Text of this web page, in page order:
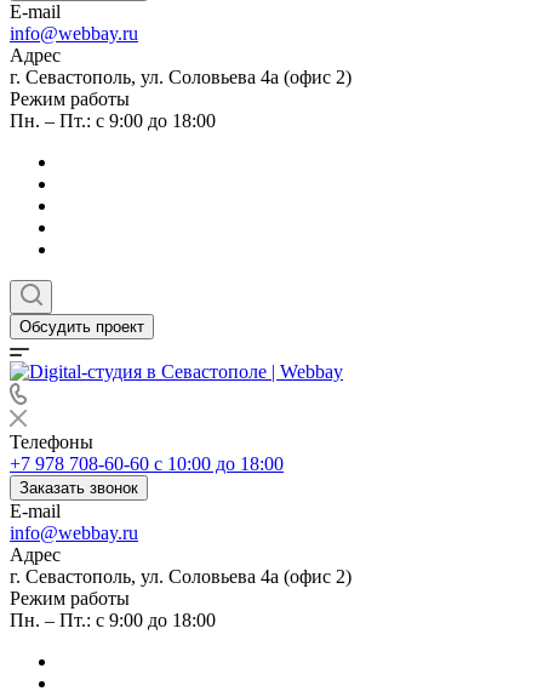
E-mail
info@webbay.ru
Адрес
г. Севастополь, ул. Соловьева 4а (офис 2)
Режим работы
Пн. – Пт.: с 9:00 до 18:00
Обсудить проект
Телефоны
+7 978 708-60-60 c 10:00 до 18:00
Заказать звонок
E-mail
info@webbay.ru
Адрес
г. Севастополь, ул. Соловьева 4а (офис 2)
Режим работы
Пн. – Пт.: с 9:00 до 18:00